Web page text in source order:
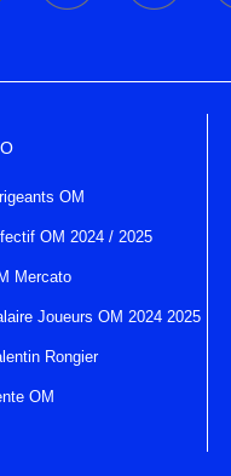
OM
OM 2024 / 2025
Mercato
Joueurs OM 2024 2025
Rongier
OM